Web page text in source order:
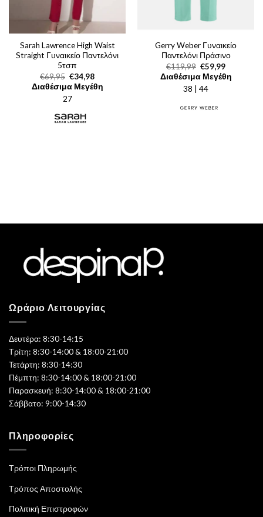
Sarah Lawrence High Waist
Straight Γυναικείο Παντελόνι
5τσπ
€69,95 Original
price
was:
€69,95.
€34,98Η
τρέχουσα
τιμή
Διαθέσιμα Μεγέθη
27
Gerry Weber Γυναικείο
Παντελόνι Πράσινο
€119,99 Original
price
was:
€119,99.
€59,99Η
τρέχουσα
τιμή
Διαθέσιμα Μεγέθη
38 | 44
Ωράριο Λειτουργίας
Δευτέρα: 8:30-14:15
Τρίτη: 8:30-14:00 & 18:00-21:00
Τετάρτη: 8:30-14:30
Πέμπτη: 8:30-14:00 & 18:00-21:00
Παρασκευή: 8:30-14:00 & 18:00-21:00
Σάββατο: 9:00-14:30
Πληροφορίες
Τρόποι Πληρωμής
Τρόπος Αποστολής
Πολιτική Επιστροφών